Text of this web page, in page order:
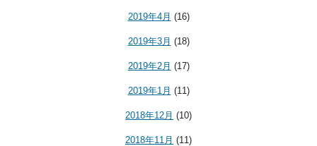
2019年4月 (16)
2019年3月 (18)
2019年2月 (17)
2019年1月 (11)
2018年12月 (10)
2018年11月 (11)